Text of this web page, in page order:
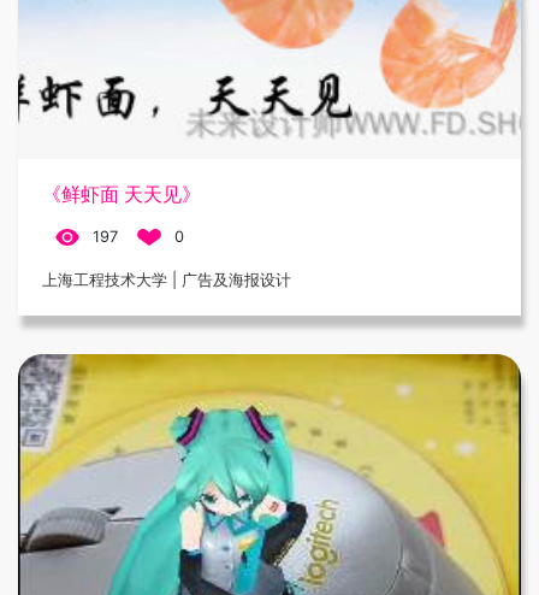
《鲜虾面 天天见》
197 0
上海工程技术大学 | 广告及海报设计